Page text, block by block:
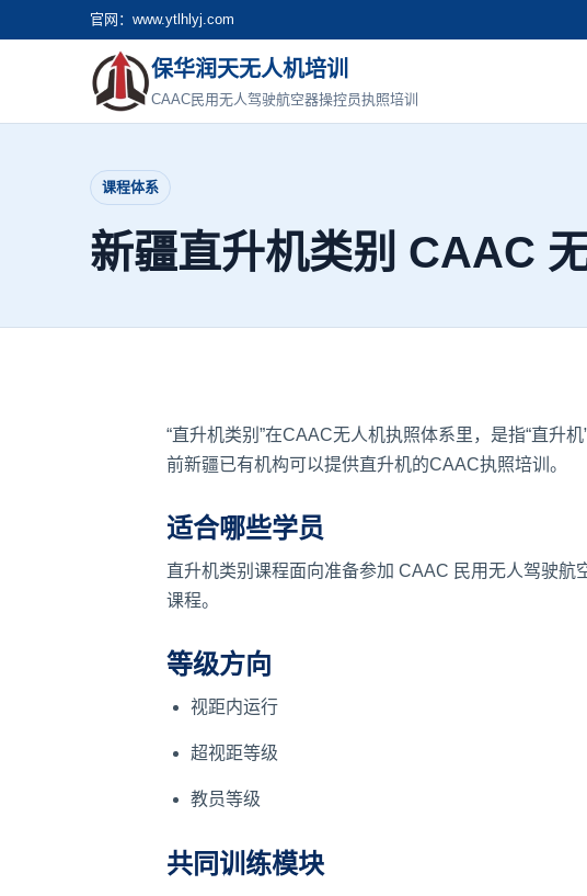
官网：www.ytlhlyj.com
保华润天无人机培训
CAAC民用无人驾驶航空器操控员执照培训
课程体系
新疆直升机类别 CAAC
“直升机类别”在CAAC无人机执照体系里，是指“直升
前新疆已有机构可以提供直升机的CAAC执照培训。
适合哪些学员
直升机类别课程面向准备参加 CAAC 民用无人驾驶
课程。
等级方向
视距内运行
超视距等级
教员等级
共同训练模块